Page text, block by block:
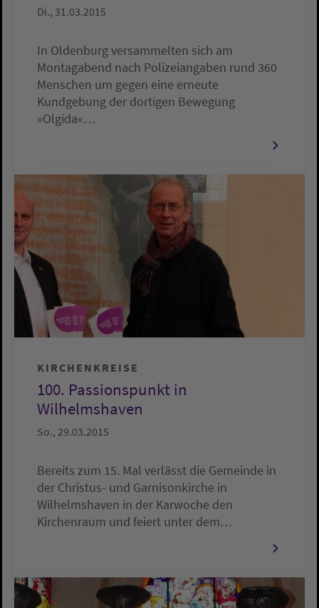
Di., 31.03.2015
In Oldenburg versammelten sich am
Montagabend nach Polizeiangaben rund 360
Menschen um gegen eine erneute
Kundgebung der dortigen Bewegung
»Olgida«…
KIRCHENKREISE
100. Passionspunkt in
Wilhelmshaven
So., 29.03.2015
Bereits zum 15. Mal verlässt die Gemeinde in
der Christus- und Garnisonkirche in
Wilhelmshaven in der Karwoche den
Kirchenraum und feiert unter dem…